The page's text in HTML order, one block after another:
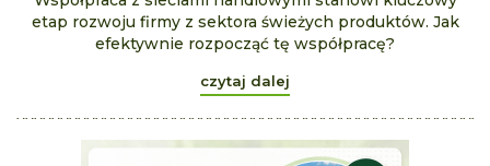
etap rozwoju firmy z sektora świeżych produktów. Jak
efektywnie rozpocząć tę współpracę?
czytaj dalej